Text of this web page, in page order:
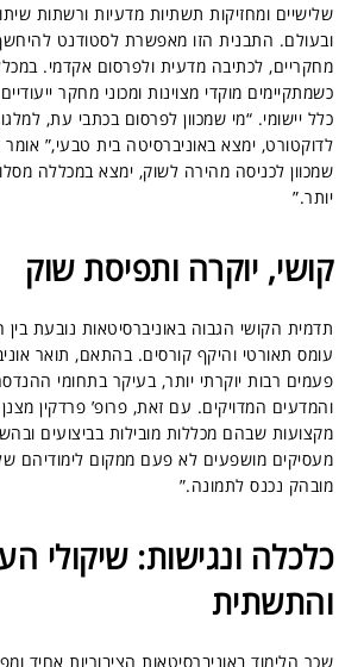
שלישיים ומחזיקות תשתיות מדעיות ורשתות
ובעולם. התבנית הזו מאפשרת לסטודנט
מחקריים, לכתיבה מדעית ולפרסום אקדמי.
כשמתקיימים מוקדי מצוינות ומכוני מחקר
כלל יישומי. “מי שמכוון לפרסום בכתבי עת,
לדוקטורט, ימצא באוניברסיטה בית טבעי,” אומר
שמכוון לכניסה מהירה לשוק, ימצא במכללה
יותר.”
קושי, יוקרה ותפיסת שוק
תדמית הקושי הגבוה באוניברסיטאות נובעת
עומס תאורטי והיקף קורסים. בהתאם, תואר
פעמים רבות יוקרתי יותר, בעיקר בתחומי
והמדעים המדויקים. עם זאת, פרופ’ פרדקין
מקצועות שבהם מכללות מובילות בביצועים
מעסיקים מושפעים לא פעם ממקום לימודיהם
מובהק נכנס לתמונה.”
כלכלה ונגישות: שיקולי
והתשתית
שכר הלימוד באוניברסיטאות הציבוריות אחיד